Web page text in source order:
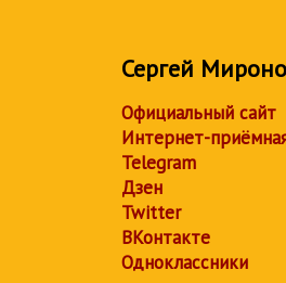
Сергей
Официальный сайт
Интернет-
Telegram
Дзен
Twitter
ВКонтакте
Одноклассники